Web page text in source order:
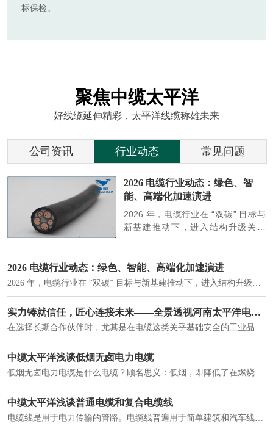
标保检。
聚焦中缆太平洋
好线缆延伸精彩，太平洋线缆称雄未来
公司资讯 行业动态 常见问题
2026 电缆行业动态：绿色、智
能、高端化加速演进
2026 年，电缆行业在 “双碳” 目标与
新基建推动下，进入结构升级关键
大清晰趋势，市场格局持续优化。
2026 电缆行业动态：绿色、智能、高端化加速演进
实力铸就信任，匠心连接未来——全景透视河南太平洋电缆厂
在选择长期合作伙伴时，尤其是在电缆这类关乎基础安全的工业品上，供应商的“内在实力”远比一纸报价单更重要。今天，我们邀请您“云参观”河南太平洋电缆厂，透过每一个细节，看我们如何将“可靠”二字，铸入每一米电缆。
中缆太平洋浅谈低烟无卤电力电缆
低烟无卤电力电缆是什么电缆？顾名思义：低烟，即降低了在燃烧时有害物体的产生；卤素对于人体来说是一种有毒气体，无卤就是没有毒气体的释放，通常是针对电缆遇火灾时而言的。低烟无卤电力电缆又可以称之为环保电缆，低烟无卤电缆大多数用于医院和对环境卫生要求比较严格的地方。
中缆太平洋浅谈普通电缆和复合电缆线
电缆线是用于电力传输的管路。电缆线普遍用于简单建筑和汽车线材，作为能源输送缆线，电缆线的复杂结构勿庸置疑。根据目标功能，电缆线具有以下一些特点：建筑用和车用线材要求轻质、大批量生产、价格低廉、具有相当的电学和力学性能和长时间的耐老化性能；工业用线材必须具有符合客户要求的性能；